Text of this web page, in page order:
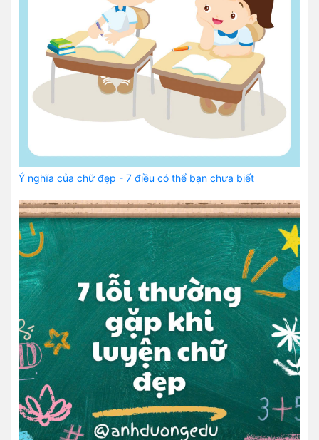
Ý nghĩa của chữ đẹp - 7 điều có thể bạn chưa biết